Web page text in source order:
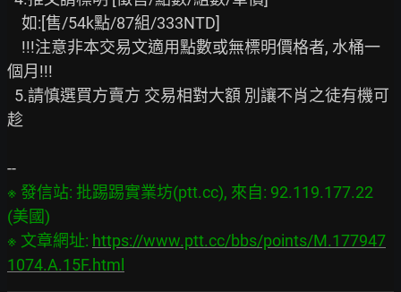
個月!!!
趁
※ 發信站: 批踢踢實業坊(ptt.cc), 來自: 92.119.177.22
(美國)
※ 文章網址: https://www.ptt.cc/bbs/points/M.177947
1074.A.15F.html